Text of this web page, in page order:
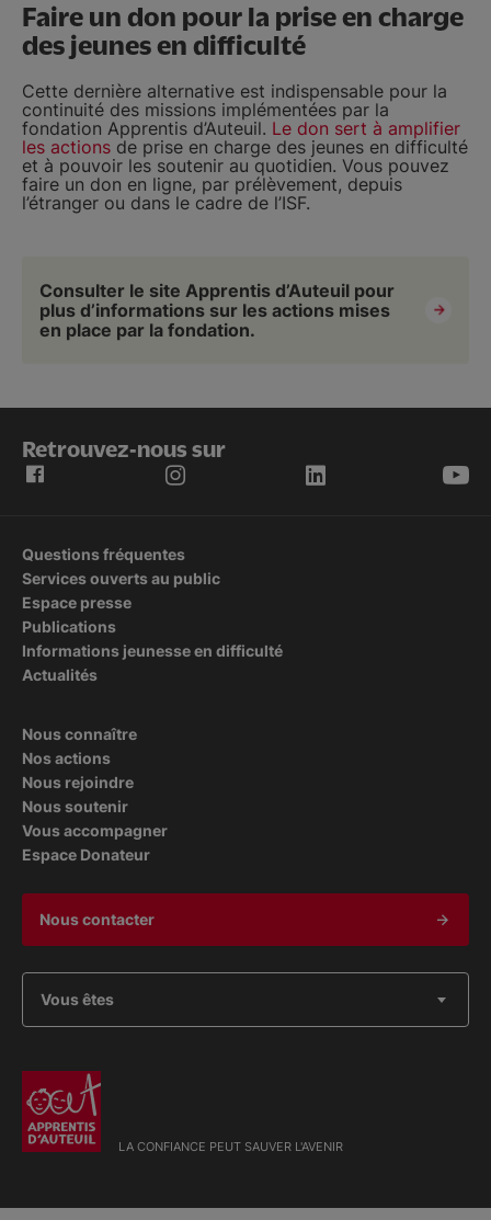
Faire un don pour la prise en charge
des jeunes en difficulté
Cette dernière alternative est indispensable pour la
continuité des missions implémentées par la
fondation Apprentis d’Auteuil. Le don sert à amplifier
les actions de prise en charge des jeunes en difficulté
et à pouvoir les soutenir au quotidien. Vous pouvez
faire un don en ligne, par prélèvement, depuis
l’étranger ou dans le cadre de l’ISF.
Consulter le site Apprentis d’Auteuil pour
plus d’informations sur les actions mises
en place par la fondation.
Retrouvez-nous sur
Questions fréquentes
Services ouverts au public
Espace presse
Publications
Informations jeunesse en difficulté
Actualités
Nous connaître
Nos actions
Nous rejoindre
Nous soutenir
Vous accompagner
Espace Donateur
Nous contacter
Vous êtes
LA CONFIANCE PEUT SAUVER L'AVENIR